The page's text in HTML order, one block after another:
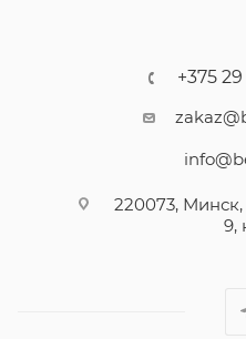
+375
220073, Минск,
9,